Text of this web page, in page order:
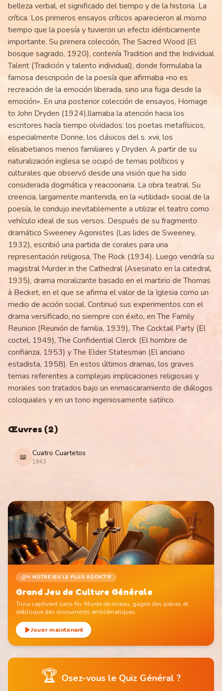
belleza verbal, el significado del tiempo y de la historia. La
crítica. Los primeros ensayos críticos aparecieron al mismo
tiempo que la poesía y tuvieron un efecto idénticamente
importante. Su primera colección, The Sacred Wood (El
bosque sagrado, 1920), contenía Tradition and the Individual
Talent (Tradición y talento individual), donde formulaba la
famosa descripción de la poesía que afirmaba «no es
recreación de la emoción liberada, sino una fuga desde la
emoción». En una posterior colección de ensayos, Homage
to John Dryden (1924),llamaba la atención hacia los
escritores hacía tiempo olvidados: los poetas metafísicos,
especialmente Donne, los clásicos del s. xvii, los
elisabetianos menos familiares y Dryden. A partir de su
naturalización inglesa se ocupó de temas políticos y
culturales que observó desde una visión que ha sido
considerada dogmática y reaccionaria. La obra teatral. Su
creencia, largamente mantenida, en la «utilidad» social de la
poesía, le condujo inevitablemente a utilizar el teatro como
vehículo ideal de sus versos. Después de su fragmento
dramático Sweeney Agonistes (Las lides de Sweeney,
1932), escribió una partida de corales para una
representación religiosa, The Rock (1934). Luego vendría su
magistral Murder in the Cathedral (Asesinato en la catedral,
1935), drama moralizante basado en el martirio de Thomas
à Becket, en el que se afirma el valor de la Iglesia como un
medio de acción social. Continuó sus experimentos con el
drama versificado, no siempre con éxito, en The Family
Reunion (Reunión de familia, 1939), The Cocktail Party (El
coctel, 1949), The Confidential Clerck (El hombre de
confianza, 1953) y The Elder Statesman (El anciano
estadista, 1958). En estos últimos dramas, los graves
temas referentes a complejas implicaciones religiosas y
morales son tratados bajo un enmascaramiento de diálogos
coloquiales y en un tono ingeniosamente satírico.
Œuvres (2)
📖 Cuatro Cuartetos
1943
⭐ NOTRE JEU LE PLUS ADDICTIF
Grand Jeu de Culture Générale
Trivia captivant sans fin. Monte de niveau, gagne des pièces et
débloque des monuments emblématiques.
Jouer maintenant
🏆 Osez-vous le Quiz Général ?